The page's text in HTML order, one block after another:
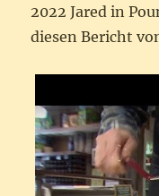
2022 Jared in
diesen Bericht